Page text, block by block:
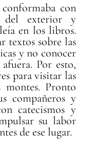
con
del exterior y
en los libros.
textos sobre las
y no conocer
Por esto,
para visitar las
montes. Pronto
compañeros y
catecismos y
su labor
de ese lugar.